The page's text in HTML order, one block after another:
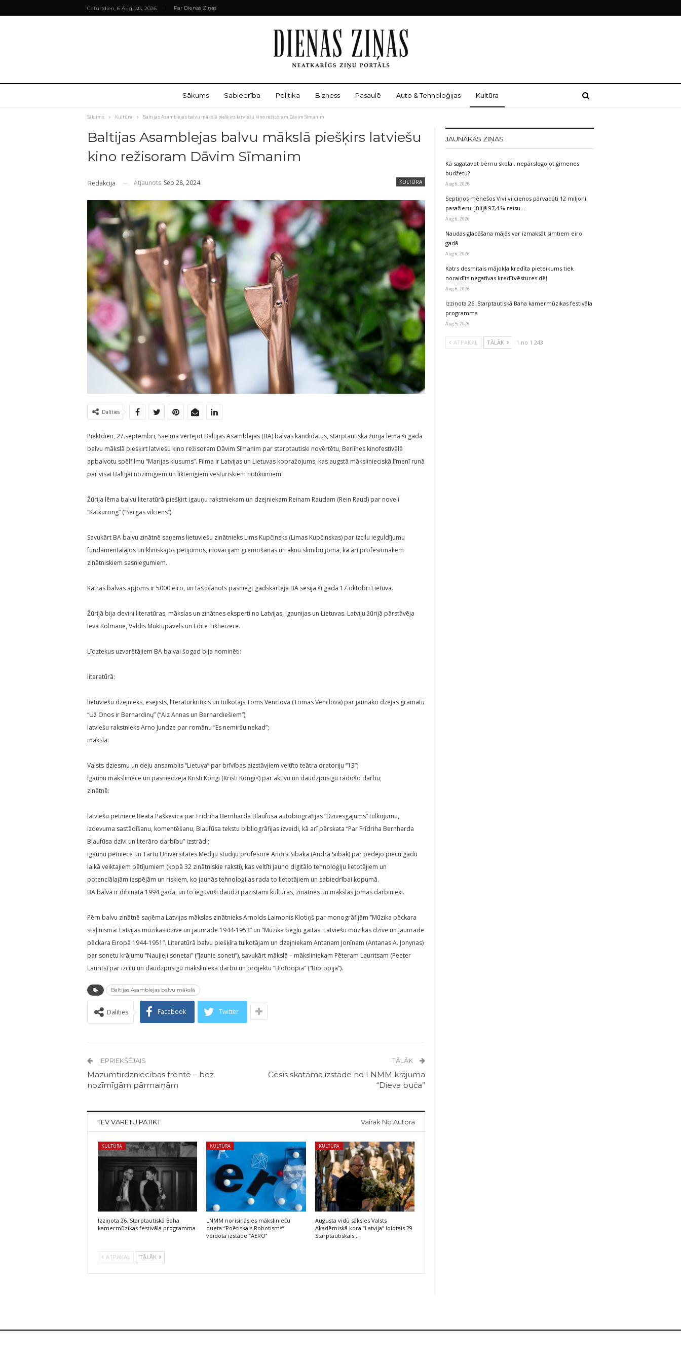
Ceturtdien, 6 Augusts, 2026 Par Dienas Ziņas
Sākums Sabiedrība Politika Bizness Pasaulē Auto & Tehnoloģijas Kultūra
Sākums Kultūra Baltijas Asamblejas balvu mākslā piešķirs latviešu kino režisoram Dāvim Sīmanim
Baltijas Asamblejas balvu mākslā piešķirs latviešu
kino režisoram Dāvim Sīmanim
KULTŪRA
Redakcija Atjaunots Sep 28, 2024
Dalīties
Piektdien, 27.septembrī, Saeimā vērtējot Baltijas Asamblejas (BA) balvas kandidātus, starptautiska žūrija lēma šī gada
balvu mākslā piešķirt latviešu kino režisoram Dāvim Sīmanim par starptautiski novērtētu, Berlīnes kinofestivālā
apbalvotu spēlfilmu “Marijas klusums”. Filma ir Latvijas un Lietuvas kopražojums, kas augstā mākslinieciskā līmenī runā
par visai Baltijai nozīmīgiem un liktenīgiem vēsturiskiem notikumiem.
Žūrija lēma balvu literatūrā piešķirt igauņu rakstniekam un dzejniekam Reinam Raudam (Rein Raud) par noveli
“Katkurong” (“Sērgas vilciens’’).
Savukārt BA balvu zinātnē saņems lietuviešu zinātnieks Lims Kupčinsks (Limas Kupčinskas) par izcilu ieguldījumu
fundamentālajos un klīniskajos pētījumos, inovācijām gremošanas un aknu slimību jomā, kā arī profesionāliem
zinātniskiem sasniegumiem.
Katras balvas apjoms ir 5000 eiro, un tās plānots pasniegt gadskārtējā BA sesijā šī gada 17.oktobrī Lietuvā.
Žūrijā bija deviņi literatūras, mākslas un zinātnes eksperti no Latvijas, Igaunijas un Lietuvas. Latviju žūrijā pārstāvēja
Ieva Kolmane, Valdis Muktupāvels un Edīte Tišheizere.
Līdztekus uzvarētājiem BA balvai šogad bija nominēti:
literatūrā:
lietuviešu dzejnieks, esejists, literatūrkritiķis un tulkotājs Toms Venclova (Tomas Venclova) par jaunāko dzejas grāmatu
“Už Onos ir Bernardinų” (“Aiz Annas un Bernardiešiem”);
latviešu rakstnieks Arno Jundze par romānu “Es nemiršu nekad”;
mākslā:
Valsts dziesmu un deju ansamblis “Lietuva” par brīvības aizstāvjiem veltīto teātra oratoriju “13”;
igauņu māksliniece un pasniedzēja Kristi Kongi (Kristi Kongi<) par aktīvu un daudzpusīgu radošo darbu;
zinātnē:
latviešu pētniece Beata Paškevica par Frīdriha Bernharda Blaufūsa autobiogrāfijas “Dzīvesgājums” tulkojumu,
izdevuma sastādīšanu, komentēšanu, Blaufūsa tekstu bibliogrāfijas izveidi, kā arī pārskata “Par Frīdriha Bernharda
Blaufūsa dzīvi un literāro darbību” izstrādi;
igauņu pētniece un Tartu Universitātes Mediju studiju profesore Andra Sībaka (Andra Siibak) par pēdējo piecu gadu
laikā veiktajiem pētījumiem (kopā 32 zinātniskie raksti), kas veltīti jauno digitālo tehnoloģiju lietotājiem un
potenciālajām iespējām un riskiem, ko jaunās tehnoloģijas rada to lietotājiem un sabiedrībai kopumā.
BA balva ir dibināta 1994.gadā, un to ieguvuši daudzi pazīstami kultūras, zinātnes un mākslas jomas darbinieki.
Pērn balvu zinātnē saņēma Latvijas mākslas zinātnieks Arnolds Laimonis Klotiņš par monogrāfijām ”Mūzika pēckara
staļinismā: Latvijas mūzikas dzīve un jaunrade 1944-1953” un “Mūzika bēgļu gaitās: Latviešu mūzikas dzīve un jaunrade
pēckara Eiropā 1944-1951”. Literatūrā balvu piešķīra tulkotājam un dzejniekam Antanam Jonīnam (Antanas A. Jonynas)
par sonetu krājumu “Naujieji sonetai” (“Jaunie soneti”), savukārt mākslā – māksliniekam Pēteram Lauritsam (Peeter
Laurits) par izcilu un daudzpusīgu mākslinieka darbu un projektu “Biotoopia” (“Biotopija”).
Baltijas Asamblejas balvu mākslā
Dalīties Facebook Twitter
IEPRIEKŠĒJAIS
Mazumtirdzniecības frontē – bez
nozīmīgām pārmaiņām
TĀLĀK
Cēsīs skatāma izstāde no LNMM krājuma
“Dieva buča”
TEV VARĒTU PATIKT Vairāk No Autora
KULTŪRA
Izziņota 26. Starptautiskā Baha
kamermūzikas festivāla programma
KULTŪRA
LNMM norisināsies mākslinieču
dueta “Poētiskais Robotisms”
veidota izstāde “AERO”
KULTŪRA
Augusta vidū sāksies Valsts
Akadēmiskā kora “Latvija” lolotais 29.
Starptautiskais…
ATPAKAĻ TĀLĀK
JAUNĀKĀS ZIŅAS
Kā sagatavot bērnu skolai, nepārslogojot ģimenes
budžetu?
Aug 6, 2026
Septiņos mēnešos Vivi vilcienos pārvadāti 12 miljoni
pasažieru; jūlijā 97,4 % reisu…
Aug 6, 2026
Naudas glabāšana mājās var izmaksāt simtiem eiro
gadā
Aug 6, 2026
Katrs desmitais mājokļa kredīta pieteikums tiek
noraidīts negatīvas kredītvēstures dēļ
Aug 6, 2026
Izziņota 26. Starptautiskā Baha kamermūzikas festivāla
programma
Aug 5, 2026
ATPAKAĻ TĀLĀK 1 no 1 243